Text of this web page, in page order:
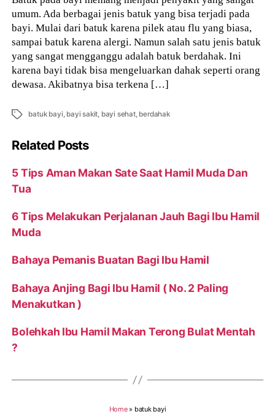
umum. Ada berbagai jenis batuk yang bisa terjadi pada
bayi. Mulai dari batuk karena pilek atau flu yang biasa,
sampai batuk karena alergi. Namun salah satu jenis batuk
yang sangat mengganggu adalah batuk berdahak. Ini
karena bayi tidak bisa mengeluarkan dahak seperti orang
dewasa. Akibatnya bisa terkena […]
Tags batuk bayi, bayi sakit, bayi sehat, berdahak
Related Posts
5 Tips Aman Makan Sate Saat Hamil Muda Dan
Tua
6 Tips Melakukan Perjalanan Jauh Bagi Ibu Hamil
Muda
Bahaya Pemanis Buatan Bagi Ibu Hamil
Bahaya Anjing Bagi Ibu Hamil ( No. 2 Paling
Menakutkan )
Bolehkah Ibu Hamil Makan Terong Bulat Mentah
?
Home» batuk bayi